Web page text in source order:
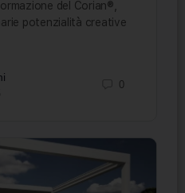
del Corian®,
potenzialità creative
0